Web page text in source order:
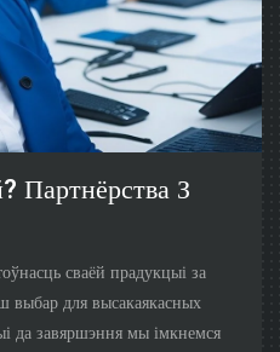
Партнёрства З
сваёй прадукцыі за
для высакаякасных
да завяршэння мы імкнемся